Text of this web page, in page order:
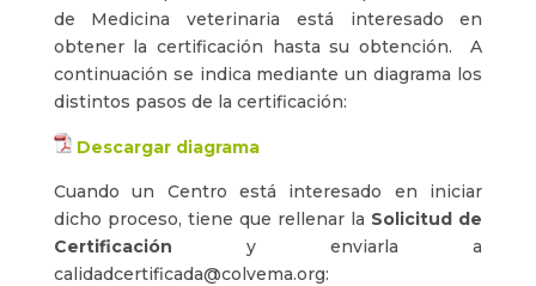
de Medicina veterinaria está interesado en
obtener la certificación hasta su obtención. A
continuación se indica mediante un diagrama los
distintos pasos de la certificación:
Descargar diagrama
Cuando un Centro está interesado en iniciar
dicho proceso, tiene que rellenar la Solicitud de
Certificación y enviarla a
calidadcertificada@colvema.org: